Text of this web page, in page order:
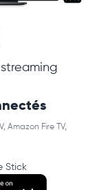
Amazon Fire TV,
Stick